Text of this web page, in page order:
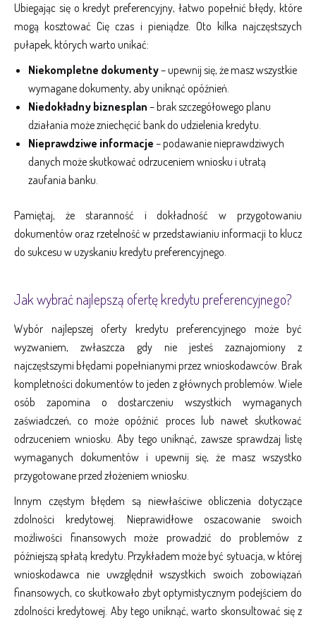
Ubiegając się o kredyt preferencyjny, łatwo popełnić błędy, które
mogą kosztować Cię czas i pieniądze. Oto kilka najczęstszych
pułapek, których warto unikać:
Niekompletne dokumenty– upewnij się, że masz wszystkie
wymagane dokumenty, aby uniknąć opóźnień.
Niedokładny biznesplan – brak szczegółowego planu
działania może zniechęcić bank do udzielenia kredytu.
Nieprawdziwe informacje – podawanie nieprawdziwych
danych może skutkować odrzuceniem wniosku i utratą
zaufania banku.
Pamiętaj, że staranność i dokładność w przygotowaniu
dokumentów oraz rzetelność w przedstawianiu informacji to klucz
do sukcesu w uzyskaniu kredytu preferencyjnego.
Jak wybrać najlepszą ofertę kredytu preferencyjnego?
Wybór najlepszej oferty kredytu preferencyjnego może być
wyzwaniem, zwłaszcza gdy nie jesteś zaznajomiony z
najczęstszymi błędami popełnianymi przez wnioskodawców. Brak
kompletności dokumentów to jeden z głównych problemów. Wiele
osób zapomina o dostarczeniu wszystkich wymaganych
zaświadczeń, co może opóźnić proces lub nawet skutkować
odrzuceniem wniosku. Aby tego uniknąć, zawsze sprawdzaj listę
wymaganych dokumentów i upewnij się, że masz wszystko
przygotowane przed złożeniem wniosku.
Innym częstym błędem są niewłaściwe obliczenia dotyczące
zdolności kredytowej. Nieprawidłowe oszacowanie swoich
możliwości finansowych może prowadzić do problemów z
późniejszą spłatą kredytu. Przykładem może być sytuacja, w której
wnioskodawca nie uwzględnił wszystkich swoich zobowiązań
finansowych, co skutkowało zbyt optymistycznym podejściem do
zdolności kredytowej. Aby tego uniknąć, warto skonsultować się z